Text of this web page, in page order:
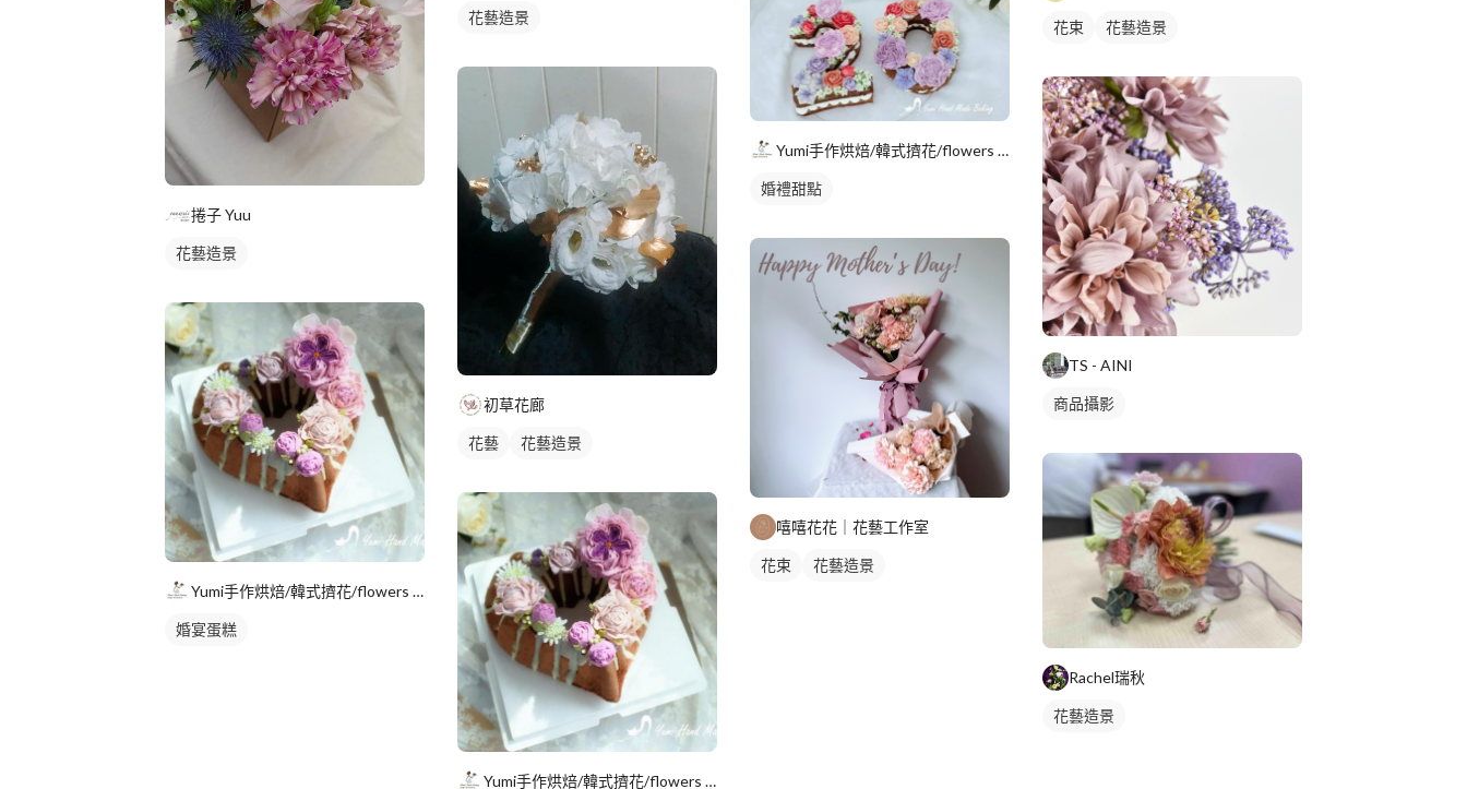
捲子 Yuu
花藝造景
Yumi手作烘焙/韓式擠花/flowers cake/香氛蠟
婚宴蛋糕
花藝造景
初草花廊
花藝 花藝造景
Yumi手作烘焙/韓式擠花/flowers cake/香氛蠟
Yumi手作烘焙/韓式擠花/flowers cake/香氛蠟
婚禮甜點
嘻嘻花花｜花藝工作室
花束 花藝造景
花束 花藝造景
TS - AINI
商品攝影
Rachel瑞秋
花藝造景